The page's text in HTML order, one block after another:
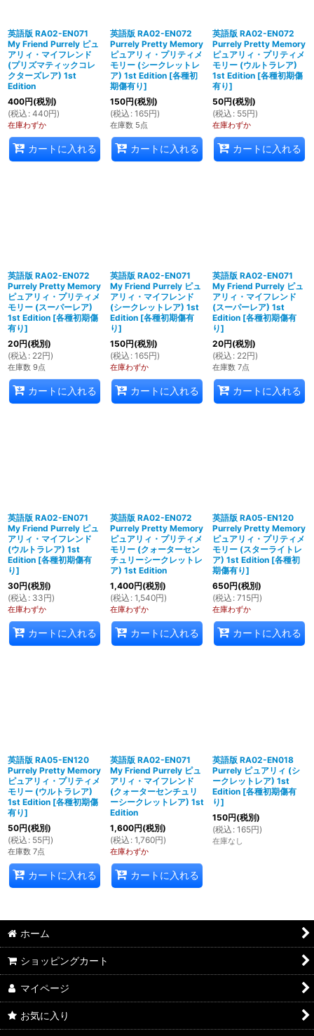
英語版 RA02-EN071
My Friend Purrely ピュ
アリィ・マイフレンド
(プリズマティックコレ
クターズレア) 1st
Edition
400円(税別)
(税込 : 440円)
在庫わずか
カートに入れる
英語版 RA02-EN072
Purrely Pretty Memory
ピュアリィ・プリティメ
モリー (シークレットレ
ア) 1st Edition [各種初
期傷有り]
150円(税別)
(税込 : 165円)
在庫数 5点
カートに入れる
英語版 RA02-EN072
Purrely Pretty Memory
ピュアリィ・プリティメ
モリー (ウルトラレア)
1st Edition [各種初期傷
有り]
50円(税別)
(税込 : 55円)
在庫わずか
カートに入れる
英語版 RA02-EN072
Purrely Pretty Memory
ピュアリィ・プリティメ
モリー (スーパーレア)
1st Edition [各種初期傷
有り]
20円(税別)
(税込 : 22円)
在庫数 9点
カートに入れる
英語版 RA02-EN071
My Friend Purrely ピュ
アリィ・マイフレンド
(シークレットレア) 1st
Edition [各種初期傷有
り]
150円(税別)
(税込 : 165円)
在庫わずか
カートに入れる
英語版 RA02-EN071
My Friend Purrely ピュ
アリィ・マイフレンド
(スーパーレア) 1st
Edition [各種初期傷有
り]
20円(税別)
(税込 : 22円)
在庫数 7点
カートに入れる
英語版 RA02-EN071
My Friend Purrely ピュ
アリィ・マイフレンド
(ウルトラレア) 1st
Edition [各種初期傷有
り]
30円(税別)
(税込 : 33円)
在庫わずか
カートに入れる
英語版 RA02-EN072
Purrely Pretty Memory
ピュアリィ・プリティメ
モリー (クォーターセン
チュリーシークレットレ
ア) 1st Edition
1,400円(税別)
(税込 : 1,540円)
在庫わずか
カートに入れる
英語版 RA05-EN120
Purrely Pretty Memory
ピュアリィ・プリティメ
モリー (スターライトレ
ア) 1st Edition [各種初
期傷有り]
650円(税別)
(税込 : 715円)
在庫わずか
カートに入れる
英語版 RA05-EN120
Purrely Pretty Memory
ピュアリィ・プリティメ
モリー (ウルトラレア)
1st Edition [各種初期傷
有り]
50円(税別)
(税込 : 55円)
在庫数 7点
カートに入れる
英語版 RA02-EN071
My Friend Purrely ピュ
アリィ・マイフレンド
(クォーターセンチュリ
ーシークレットレア) 1st
Edition
1,600円(税別)
(税込 : 1,760円)
在庫わずか
カートに入れる
英語版 RA02-EN018
Purrely ピュアリィ (シ
ークレットレア) 1st
Edition [各種初期傷有
り]
150円(税別)
(税込 : 165円)
在庫なし
ホーム
ショッピングカート
マイページ
お気に入り